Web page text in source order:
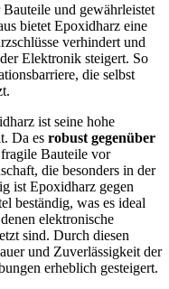
und gewährleistet
bietet Epoxidharz eine
verhindert und
Elektronik steigert. So
die selbst
ist seine hohe
Da es robust gegenüber
Bauteile vor
die besonders in der
ist Epoxidharz gegen
beständig, was es ideal
elektronische
sind. Durch diesen
und Zuverlässigkeit der
erheblich gesteigert.